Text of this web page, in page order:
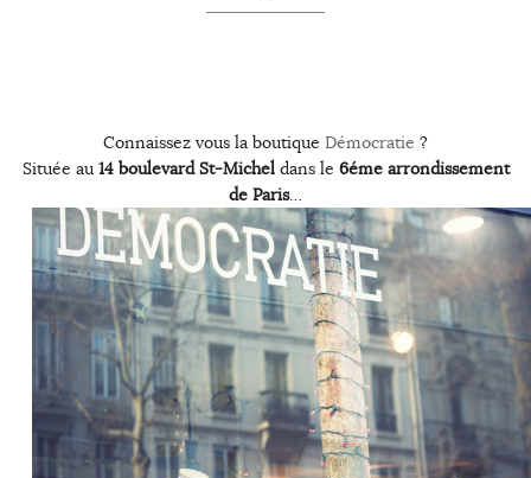
Connaissez vous la boutique Démocratie ?
Située au 14 boulevard St-Micheldans le 6éme arrondissement
de Paris…